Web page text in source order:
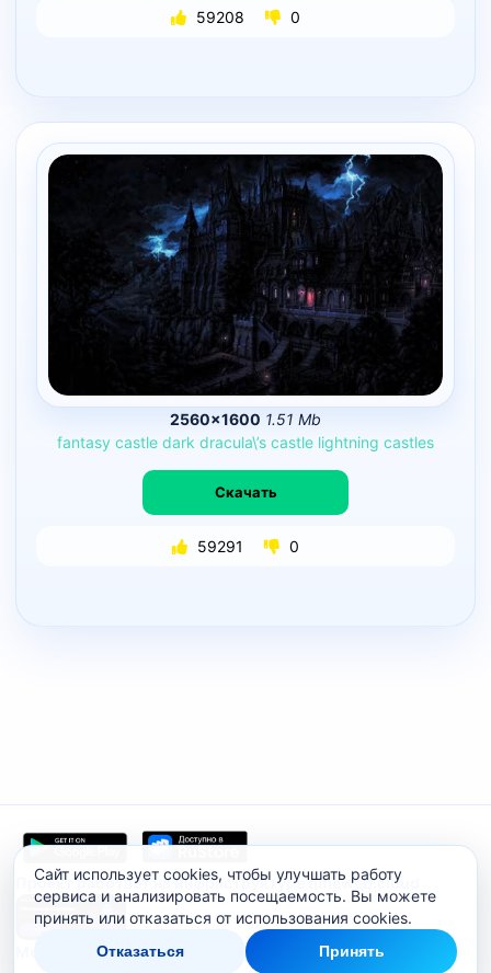
59208 0
2560×1600 1.51 Mb
fantasy castle dark dracula\’s castle lightning castles
Скачать
59291 0
Проект работает на инфраструктуре timeweb.cloud
Мобильное приложение
Сайт использует cookies, чтобы улучшать работу
сервиса и анализировать посещаемость. Вы можете
принять или отказаться от использования cookies.
Отказаться Принять